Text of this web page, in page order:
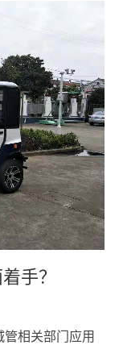
手？
相关部门应用